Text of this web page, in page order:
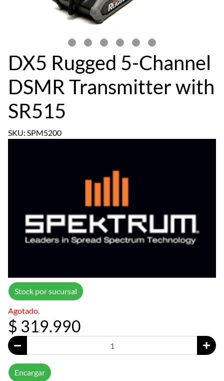
DX5 Rugged 5-Channel
DSMR Transmitter with
SR515
SKU: SPM5200
Stock por sucursal
Agotado.
$ 319.990
Encargar